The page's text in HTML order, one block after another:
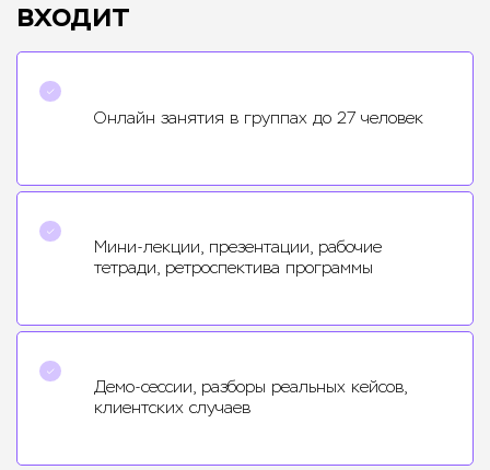
входит
Онлайн занятия в группах до 27 человек
Мини-лекции, презентации, рабочие
тетради, ретроспектива программы
Демо-сессии, разборы реальных кейсов,
клиентских случаев